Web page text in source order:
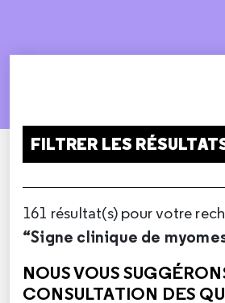
FILTRER LES
161 résultat(s) pour votre
“Signe clinique de
NOUS VOUS
CONSULTATION DES